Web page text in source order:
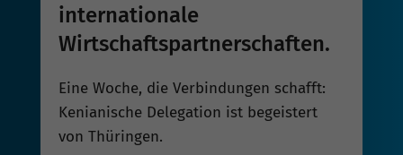
internationale
Wirtschaftspartnerschaften.
Eine Woche, die Verbindungen schafft:
Kenianische Delegation ist begeistert
von Thüringen.